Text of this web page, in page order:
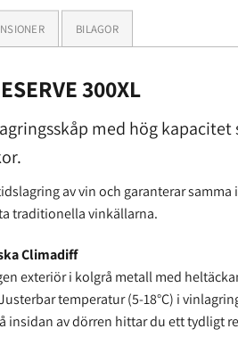
BILAGOR
300XL
med hög
av vin och garanterar
traditionella vinkällarna.
Climadiff
exteriör i kolgrå metall med
temperatur (5-18°C) i
insidan av dörren hittar du ett tydligt